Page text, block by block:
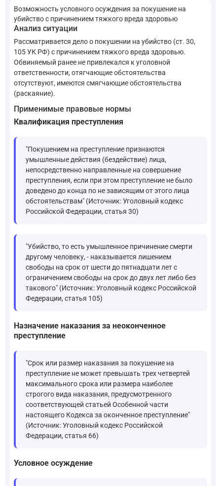
Возможность условного осуждения за покушение на
убийство с причинением тяжкого вреда здоровью
Анализ ситуации
Рассматривается дело о покушении на убийство (ст. 30,
105 УК РФ) с причинением тяжкого вреда здоровью.
Обвиняемый ранее не привлекался к уголовной
ответственности, отягчающие обстоятельства
отсутствуют, имеются смягчающие обстоятельства
(раскаяние).
Применимые правовые нормы
Квалификация преступления
"Покушением на преступление признаются
умышленные действия (бездействие) лица,
непосредственно направленные на совершение
преступления, если при этом преступление не было
доведено до конца по не зависящим от этого лица
обстоятельствам" (Источник: Уголовный кодекс
Российской Федерации, статья 30)
"Убийство, то есть умышленное причинение смерти
другому человеку, - наказывается лишением
свободы на срок от шести до пятнадцати лет с
ограничением свободы на срок до двух лет либо без
такового" (Источник: Уголовный кодекс Российской
Федерации, статья 105)
Назначение наказания за неоконченное
преступление
"Срок или размер наказания за покушение на
преступление не может превышать трех четвертей
максимального срока или размера наиболее
строгого вида наказания, предусмотренного
соответствующей статьей Особенной части
настоящего Кодекса за оконченное преступление"
(Источник: Уголовный кодекс Российской
Федерации, статья 66)
Условное осуждение